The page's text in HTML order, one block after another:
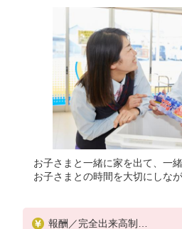
お子さまと一緒に家を出て、一緒
お子さまとの時間を大切にしな
報酬／完全出来高制